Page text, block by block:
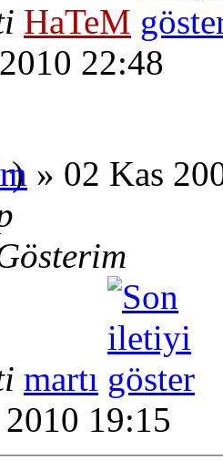
HaTeM
22:48
» 02 Kas
martı
19:15